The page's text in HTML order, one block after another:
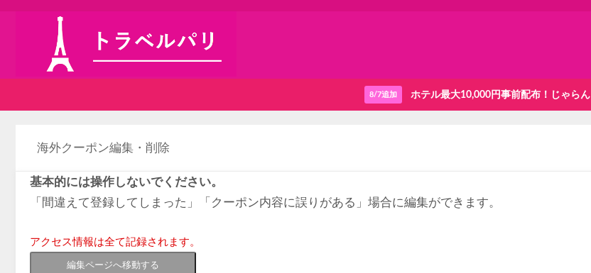
8/7追加 ホテル最大10,000円事前配布！じゃらん
海外クーポン編集・削除
基本的には操作しないでください。
「間違えて登録してしまった」「クーポン内容に誤りがある」場合に編集ができます。
アクセス情報は全て記録されます。
編集ページへ移動する